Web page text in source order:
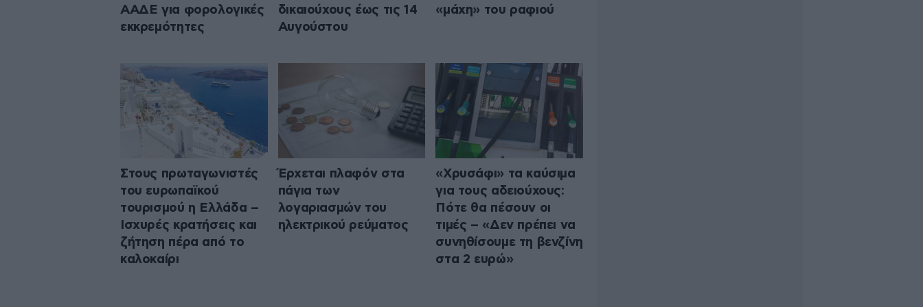
ΑΑΔΕ για φορολογικές
εκκρεμότητες
δικαιούχους έως τις 14
Αυγούστου
«μάχη» του ραφιού
Στους πρωταγωνιστές
του ευρωπαϊκού
τουρισμού η Ελλάδα –
Ισχυρές κρατήσεις και
ζήτηση πέρα από το
καλοκαίρι
Έρχεται πλαφόν στα
πάγια των
λογαριασμών του
ηλεκτρικού ρεύματος
«Χρυσάφι» τα καύσιμα
για τους αδειούχους:
Πότε θα πέσουν οι
τιμές – «Δεν πρέπει να
συνηθίσουμε τη βενζίνη
στα 2 ευρώ»